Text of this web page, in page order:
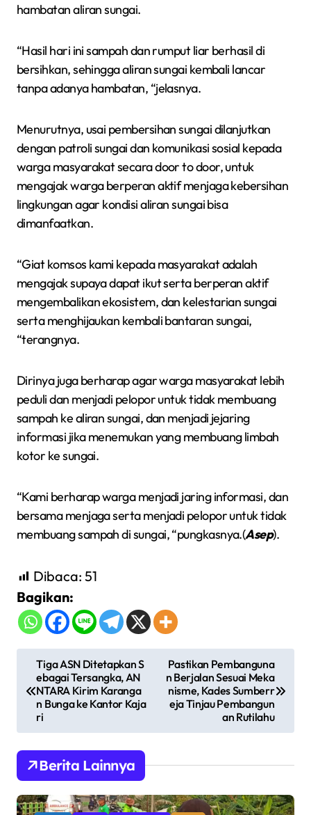
hambatan aliran sungai.
“Hasil hari ini sampah dan rumput liar berhasil di
bersihkan, sehingga aliran sungai kembali lancar
tanpa adanya hambatan, “jelasnya.
Menurutnya, usai pembersihan sungai dilanjutkan
dengan patroli sungai dan komunikasi sosial kepada
warga masyarakat secara door to door, untuk
mengajak warga berperan aktif menjaga kebersihan
lingkungan agar kondisi aliran sungai bisa
dimanfaatkan.
“Giat komsos kami kepada masyarakat adalah
mengajak supaya dapat ikut serta berperan aktif
mengembalikan ekosistem, dan kelestarian sungai
serta menghijaukan kembali bantaran sungai,
“terangnya.
Dirinya juga berharap agar warga masyarakat lebih
peduli dan menjadi pelopor untuk tidak membuang
sampah ke aliran sungai, dan menjadi jejaring
informasi jika menemukan yang membuang limbah
kotor ke sungai.
“Kami berharap warga menjadi jaring informasi, dan
bersama menjaga serta menjadi pelopor untuk tidak
membuang sampah di sungai, “pungkasnya.(Asep).
Dibaca: 51
Bagikan:
i
g
a
s
Tiga ASN Ditetapkan S
ebagai Tersangka, AN
NTARA Kirim Karanga
n Bunga ke Kantor Kaja
ri
Pastikan Pembanguna
n Berjalan Sesuai Meka
nisme, Kades Sumberr
eja Tinjau Pembangun
an Rutilahu
Berita Lainnya